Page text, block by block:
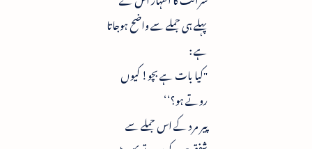
پہلے ہی جملے سے واضح ہوجاتا
ہے :
"کیا بات ہے بچو! کیوں
روتے ہو؟‘‘
پیر مرد کے اس جملے سے